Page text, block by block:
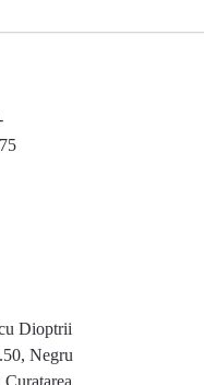
Dioptrii
Negru